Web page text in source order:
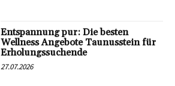
Entspannung pur: Die besten
Wellness Angebote Taunusstein für
Erholungssuchende
27.07.2026